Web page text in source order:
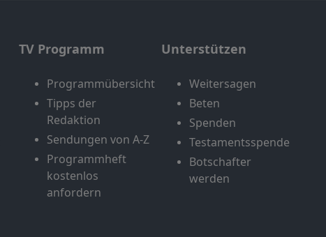
TV Programm
Programmübersicht
Tipps der
Redaktion
Sendungen von A-Z
Programmheft
kostenlos
anfordern
Unterstützen
Weitersagen
Beten
Spenden
Testamentsspende
Botschafter
werden